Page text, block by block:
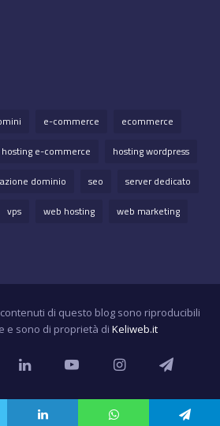
e-commerce
ecommerce
hosting e-commerce
hosting wordpress
dominio seo
server dedicato
vps web hosting
web marketing
contenuti di questo blog sono riproducibili
e sono di proprietà di Keliweb.it
LinkedInYouTubeInstagram